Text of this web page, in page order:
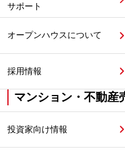
サポート
オープンハウスについて
採用情報
マンション・不動産
投資家向け情報